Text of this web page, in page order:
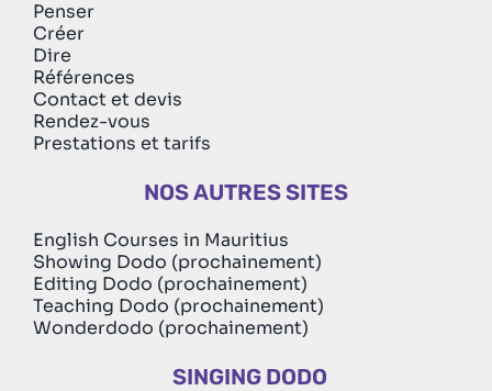
Penser
Créer
Dire
Références
Contact et devis
Rendez-vous
Prestations et tarifs
NOS AUTRES SITES
English Courses in Mauritius
Showing Dodo (prochainement)
Editing Dodo (prochainement)
Teaching Dodo (prochainement)
Wonderdodo (prochainement)
SINGING DODO